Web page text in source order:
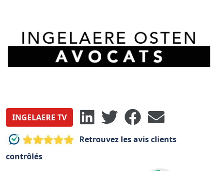
INGELAERE TV
Retrouvez les avis clients
contrôlés